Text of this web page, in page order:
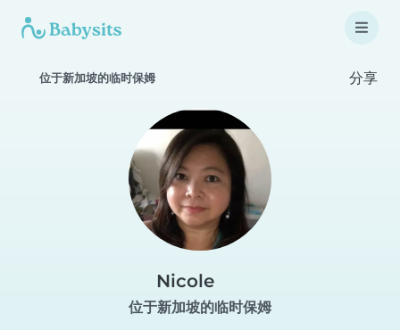
位于新加坡的临时保姆 分享
Nicole
位于新加坡的临时保姆